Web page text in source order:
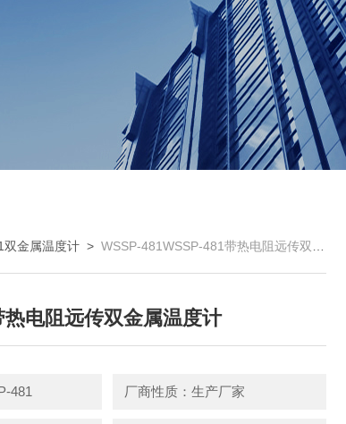
双金属温度计 >WSSP-481WSSP-481带热电阻远传双金属温度计
电阻远传双金属温度计
481 厂商性质：生产厂家